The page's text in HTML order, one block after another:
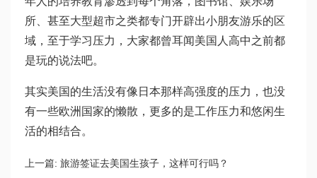
所、甚至大型超市之类都专门开辟出小朋友游乐的区
域，至于学习压力，大家都曾耳闻美国人高中之前都
是玩的说法吧。
其实美国的生活没有像日本那样高强度的压力，也没
有一些欧洲国家的懒散，更多的是工作压力和悠闲生
活的相结合。
上一篇: 旅游签证去美国生孩子，这样可行吗？